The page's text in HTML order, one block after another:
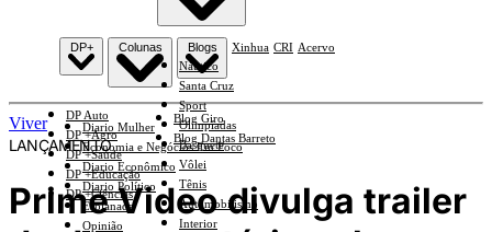
Náutico
Santa Cruz
Sport
Olimpíadas
Basquete
Vôlei
Tênis
Automobilismo
Interior
DP+
DP Auto
DP +Agro
DP +Saúde
DP +Educação
DP +Ciências
Colunas
Diario Mulher
Economia e Negócios Em Foco
Diario Econômico
Diario Político
Esplanada
Opinião
Blogs
Blog Giro
Blog Dantas Barreto
Xinhua CRI Acervo
Viver
LANÇAMENTO
Prime Video divulga trailer